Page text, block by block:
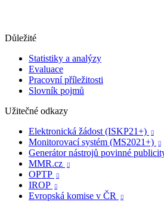
Důležité
Statistiky a analýzy
Evaluace
Pracovní příležitosti
Slovník pojmů
Užitečné odkazy
Elektronická žádost (ISKP21+)

Monitorovací systém (MS2021+) 
Generátor nástrojů povinné
MMR.cz 
OPTP 
IROP 
Evropská komise v ČR 